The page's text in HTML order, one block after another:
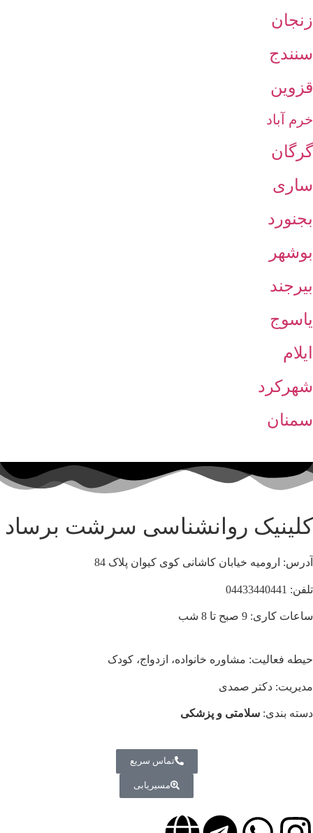
زنجان
سنندج
قزوین
خرم آباد
گرگان
ساری
بجنورد
بوشهر
بیرجند
یاسوج
ایلام
شهرکرد
سمنان
کلینیک روانشناسی سرشت برساد
آدرس: ارومیه خیابان کاشانی کوی کیوان پلاک 84
تلفن: 04433440441
ساعات کاری: 9 صبح تا 8 شب
حیطه فعالیت: مشاوره خانواده، ازدواج، کودک
مدیریت: دکتر صمدی
دسته بندی: سلامتی و پزشکی
تماس سریع
مسیریابی